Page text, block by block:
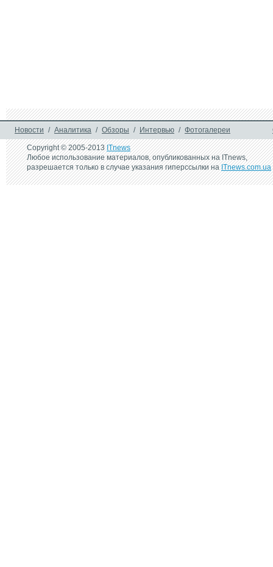
Новости / Аналитика / Обзоры / Интервью / Фотогалереи
Copyright © 2005-2013ITnews
Любое использование материалов, опубликованных на ITnews,
разрешается только в случае указания гиперссылки наITnews.com.ua